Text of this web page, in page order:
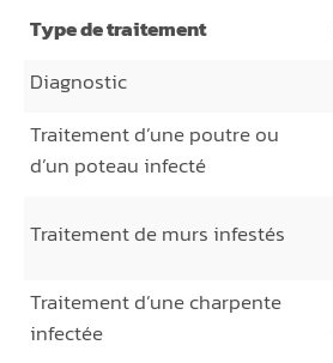
Type de traitement
Diagnostic
Traitement d’une poutre ou
d’un poteau infecté
Traitement de murs infestés
Traitement d’une charpente
infectée